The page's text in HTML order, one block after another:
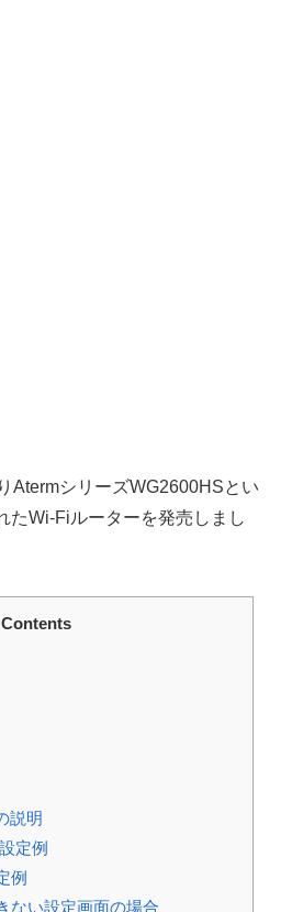
AtermシリーズWG2600HSとい
たWi-Fiルーターを発売しまし
Contents
説明
定例
例
ない設定画面の場合